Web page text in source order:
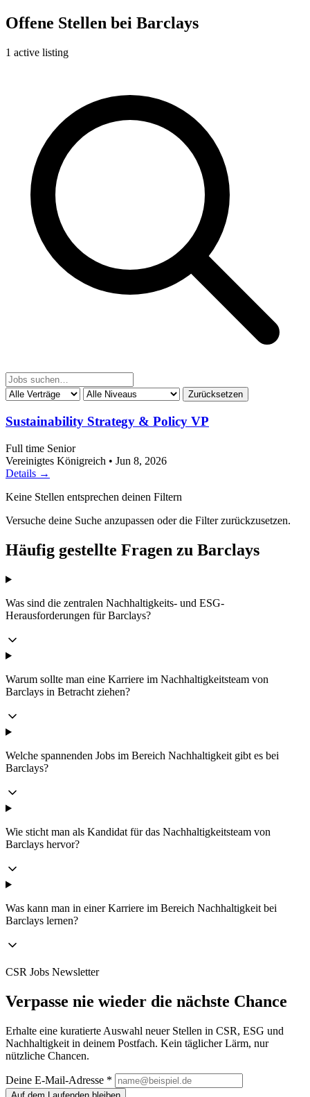
Offene Stellen bei Barclays
1 active listing
Zurücksetzen
Sustainability Strategy & Policy VP
Full time Senior
Vereinigtes Königreich • Jun 8, 2026
Details →
Keine Stellen entsprechen deinen Filtern
Versuche deine Suche anzupassen oder die Filter zurückzusetzen.
Häufig gestellte Fragen zu Barclays
Was sind die zentralen Nachhaltigkeits- und ESG-
Herausforderungen für Barclays?
Warum sollte man eine Karriere im Nachhaltigkeitsteam von
Barclays in Betracht ziehen?
Welche spannenden Jobs im Bereich Nachhaltigkeit gibt es bei
Barclays?
Wie sticht man als Kandidat für das Nachhaltigkeitsteam von
Barclays hervor?
Was kann man in einer Karriere im Bereich Nachhaltigkeit bei
Barclays lernen?
CSR Jobs Newsletter
Verpasse nie wieder die nächste Chance
Erhalte eine kuratierte Auswahl neuer Stellen in CSR, ESG und
Nachhaltigkeit in deinem Postfach. Kein täglicher Lärm, nur
nützliche Chancen.
Deine E-Mail-Adresse *